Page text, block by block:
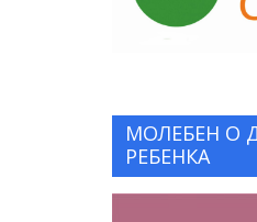
МОЛЕБЕН О
РЕБЕНКА